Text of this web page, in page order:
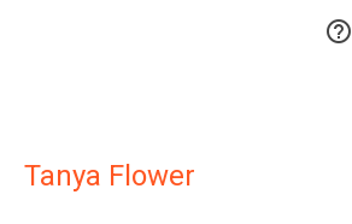

Tanya Flower